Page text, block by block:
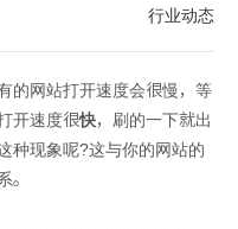
行业动态
的网站打开速度会很慢，等
开速度很快，刷的一下就出
种现象呢?这与你的网站的
。